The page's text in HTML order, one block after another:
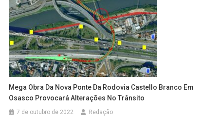
Mega Obra Da Nova Ponte Da Rodovia Castello Branco Em
Osasco Provocará Alterações No Trânsito
7 de outubro de 2022 Redação